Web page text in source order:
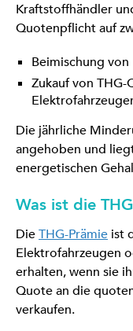
Kraftstoffhändler
Quotenpflicht auf
Beimischung
Zukauf von
Die jährliche
angehoben und
energetischen
Was ist die
DieTHG-Prämie ist
Elektrofahrzeugen
erhalten, wenn sie
Quote an die
verkaufen.